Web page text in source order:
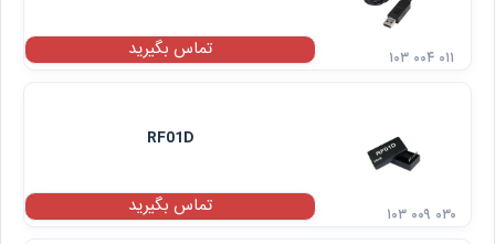
تماس بگیرید ۱۰۳ ۰۰۴ ۰۱۱
RF01D
تماس بگیرید ۱۰۳ ۰۰۹ ۰۳۰